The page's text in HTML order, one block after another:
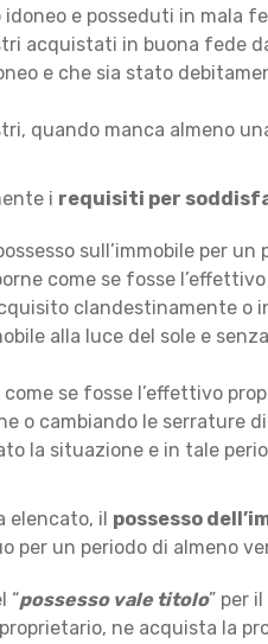
e posseduti in mala
acquistati in buona fede
e che sia stato
quando manca almeno
i requisiti per
sull’immobile per
come se fosse
clandestinamente o
alla luce del sole e
se fosse l’effettivo
o cambiando le serrature di
la situazione e in tale
elencato, il possesso
per un periodo di almeno
“possesso vale titolo” per
ne acquista la